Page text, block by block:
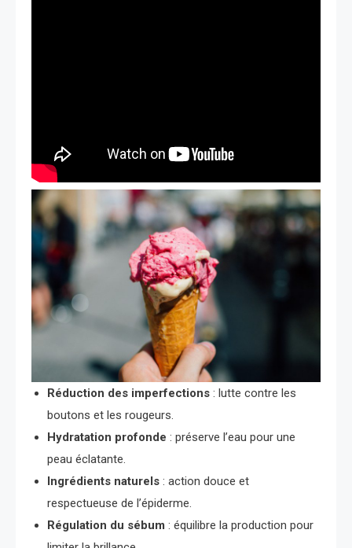
Réduction des imperfections : lutte contre les
boutons et les rougeurs.
Hydratation profonde : préserve l’eau pour une
peau éclatante.
Ingrédients naturels : action douce et
respectueuse de l’épiderme.
Régulation du sébum : équilibre la production pour